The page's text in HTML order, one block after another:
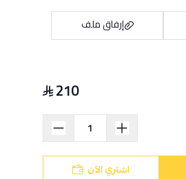
إرفاق ملف
210
اشتري الآن